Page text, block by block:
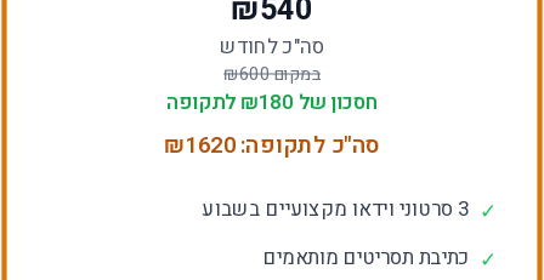
₪540
סה"כ לחודש
במקום ₪600
חסכון של ₪ 180 לתקופה
סה"כ לתקופה: ₪1620
✓ 3 סרטוני וידאו מקצועיים בשבוע
✓ כתיבת תסריטים מותאמים